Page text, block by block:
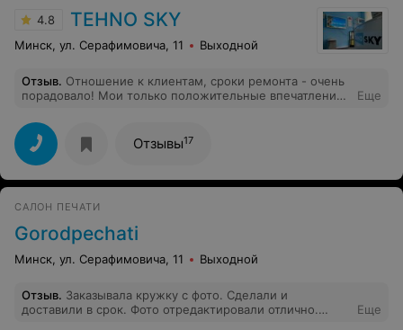
4.8 TEHNO SKY
Минск, ул. Серафимовича, 11 Выходной
Отзыв. Отношение к клиентам, сроки ремонта - очень
порадовало! Мои только положительные впечатления.
Еще
Отзывы17
САЛОН ПЕЧАТИ
Gorodpechati
Минск, ул. Серафимовича, 11 Выходной
Отзыв. Заказывала кружку с фото. Сделали и
доставили в срок. Фото отредактировали отлично.
Еще